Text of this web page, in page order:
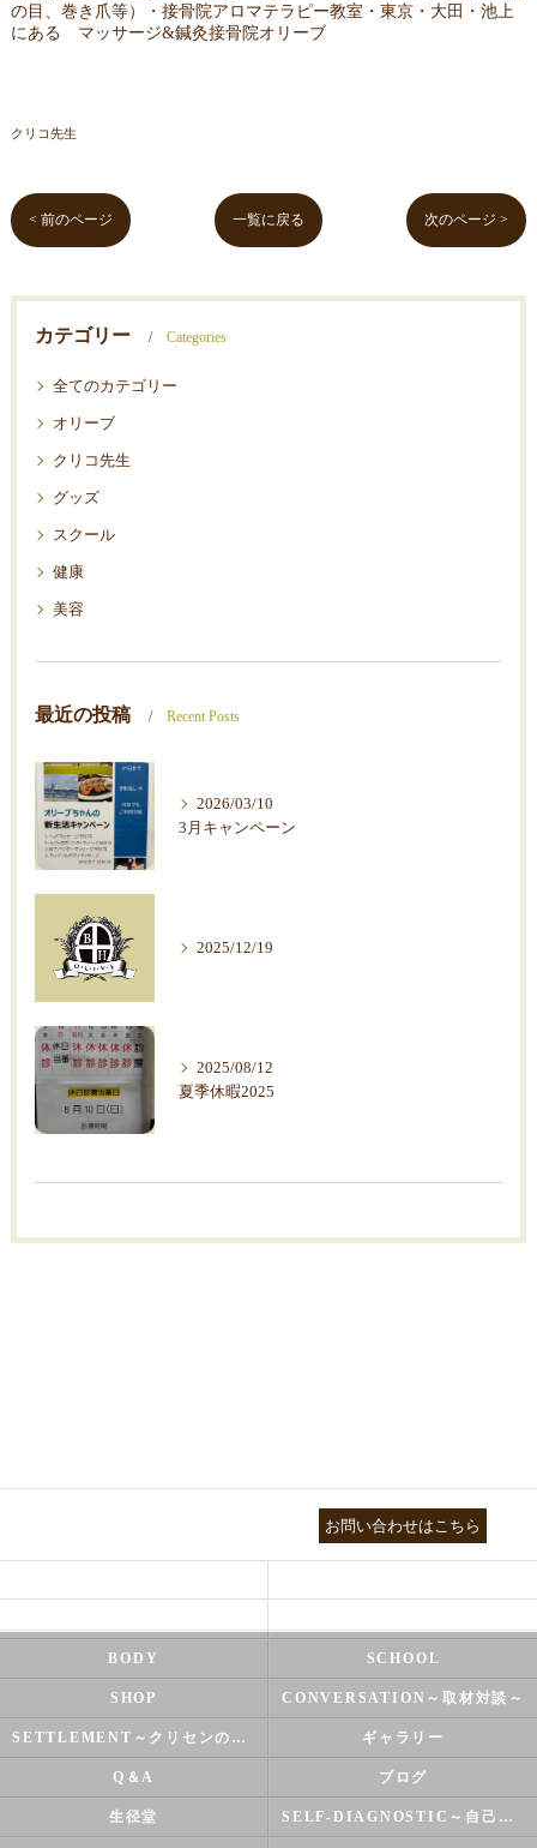
の目、巻き爪等）・接骨院アロマテラピー教室・東京・大田・池上
にある マッサージ&鍼灸接骨院オリーブ
クリコ先生
< 前のページ 一覧に戻る 次のページ >
カテゴリー Categories
全てのカテゴリー
オリーブ
クリコ先生
グッズ
スクール
健康
美容
最近の投稿 Recent Posts
2026/03/10
3月キャンペーン
2025/12/19
2025/08/12
夏季休暇2025
お問い合わせはこちら
BODY SCHOOL
SHOP CONVERSATION～取材対談～
SETTLEMENT～クリセンのズバリ解決シリーズ～ ギャラリー
Q＆A ブログ
生径堂 SELF-DIAGNOSTIC～自己診断～